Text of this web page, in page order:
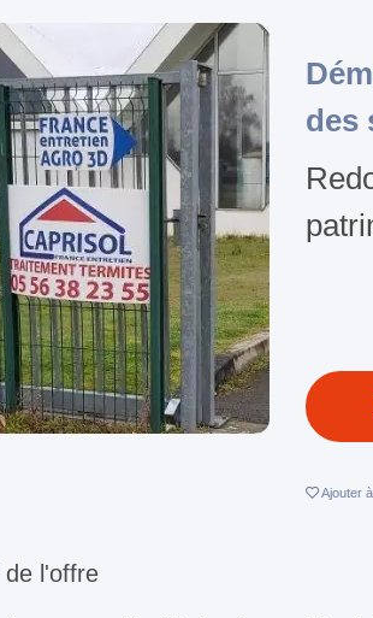
des
Ajouter
de l'offre